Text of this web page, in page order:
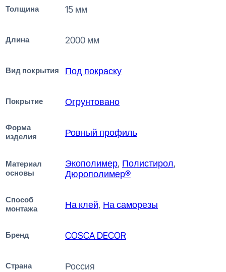
Толщина 15 мм
Длина 2000 мм
Вид покрытия Под покраску
Покрытие Огрунтовано
Форма
изделия
Ровный профиль
Материал
основы
Экополимер, Полистирол,
Дюрополимер®
Способ
монтажа
На клей, На саморезы
Бренд COSCA DECOR
Страна Россия